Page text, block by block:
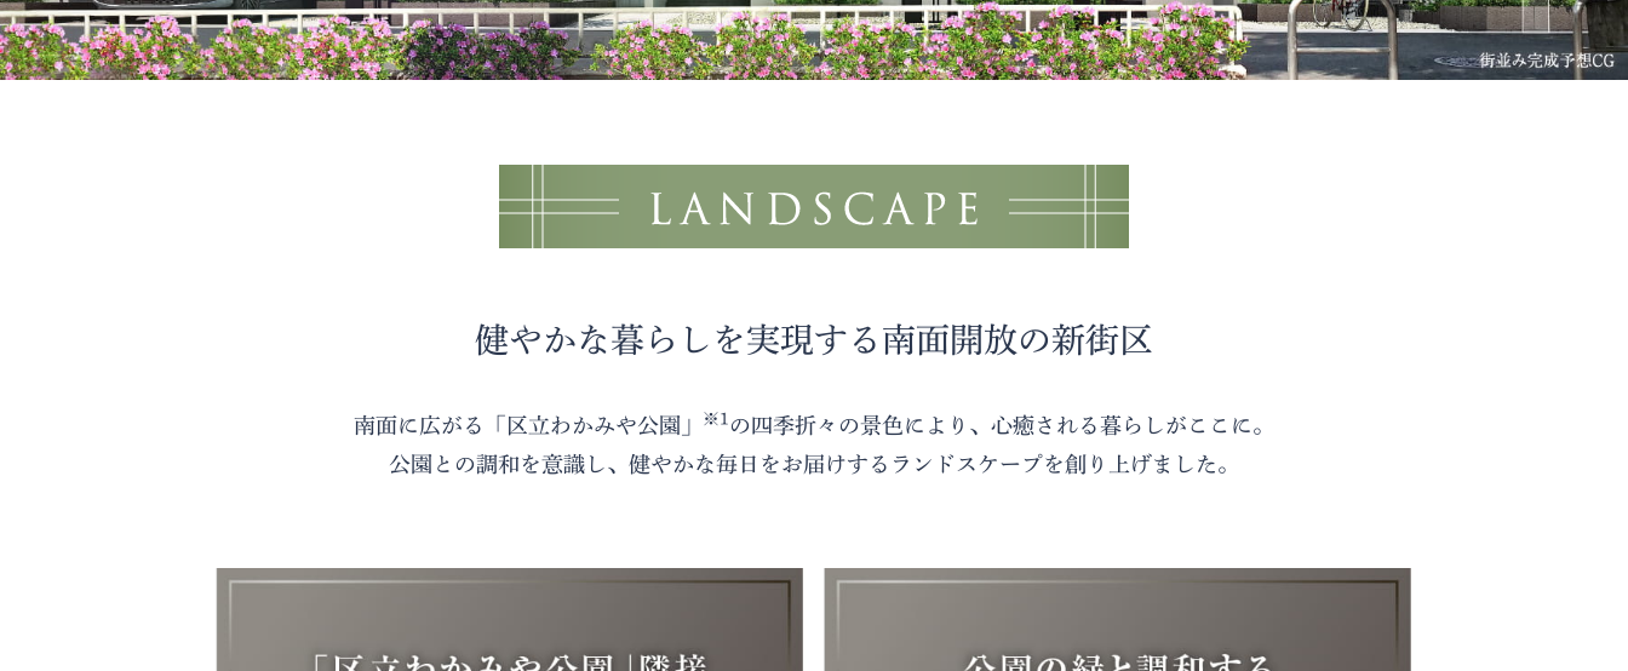
健やかな暮らしを実現する南面開放の新街区
南面に広がる「区立わかみや公園」 ※1 の四季折々の景色により、心癒される暮らしがここに。
公園との調和を意識し、健やかな毎日をお届けするランドスケープを創り上げました。